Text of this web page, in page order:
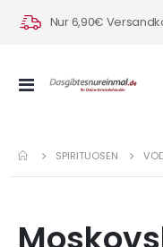
Nur 6,90€
Navigation
SPIRITUOSEN